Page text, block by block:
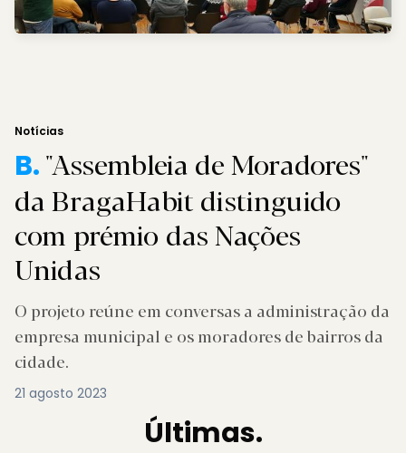
Notícias
B."Assembleia de Moradores"
da BragaHabit distinguido
com prémio das Nações
Unidas
O projeto reúne em conversas a administração da
empresa municipal e os moradores de bairros da
cidade.
21 agosto 2023
Últimas.